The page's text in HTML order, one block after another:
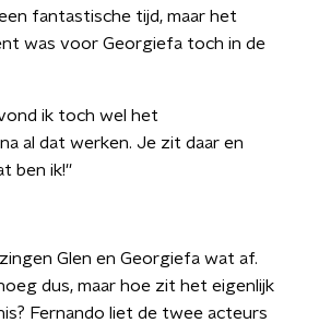
fantastische tijd, maar het
was voor Georgiefa toch in de
ik toch wel het
al dat werken. Je zit daar en
ben ik!''
Glen en Georgiefa wat af.
dus, maar hoe zit het eigenlijk
Fernando liet de twee acteurs